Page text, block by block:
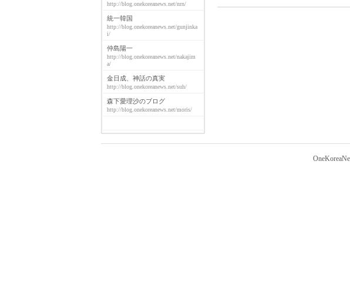
http://blog.onekoreanews.net/nrn/
統一韓国
http://blog.onekoreanews.net/gunjinka
i/
仲島陽一
http://blog.onekoreanews.net/nakajim
a/
金日成、神話の真実
http://blog.onekoreanews.net/suh/
森下愛理沙のブログ
http://blog.onekoreanews.net/moris/